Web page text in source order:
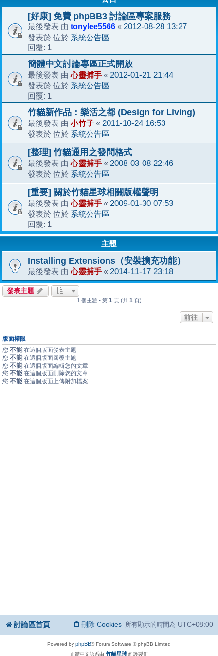
[好康] 免費 phpBB3 討論區專案服務
最後發表 由 tonylee5566 « 2012-08-28 13:27
發表於 位於 系統公告區
回覆: 1
簡體中文討論專區正式開放
最後發表 由心靈捕手 « 2012-01-21 21:44
發表於 位於 系統公告區
回覆: 1
竹貓新作品：樂活之都 (Design for Living)
最後發表 由 小竹子 « 2011-10-24 16:53
發表於 位於 系統公告區
[整理] 竹貓通用之發問格式
最後發表 由心靈捕手 « 2008-03-08 22:46
發表於 位於 系統公告區
[重要] 關於竹貓星球相關版權聲明
最後發表 由心靈捕手 « 2009-01-30 07:53
發表於 位於 系統公告區
回覆: 1
主題
Installing Extensions（安裝擴充功能）
最後發表 由心靈捕手 « 2014-11-17 23:18
發表主題
1 個主題 • 第 1 頁 (共 1 頁)
前往
版面權限
您 不能 在這個版面發表主題
您 不能 在這個版面回覆主題
您 不能 在這個版面編輯您的文章
您 不能 在這個版面刪除您的文章
您 不能 在這個版面上傳附加檔案
討論區首頁 所有顯示的時間為 UTC+08:00
刪除 Cookies
Powered by phpBB® Forum Software © phpBB Limited
正體中文語系由 竹貓星球 維護製作